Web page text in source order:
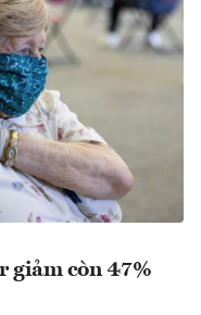
giảm còn 47%